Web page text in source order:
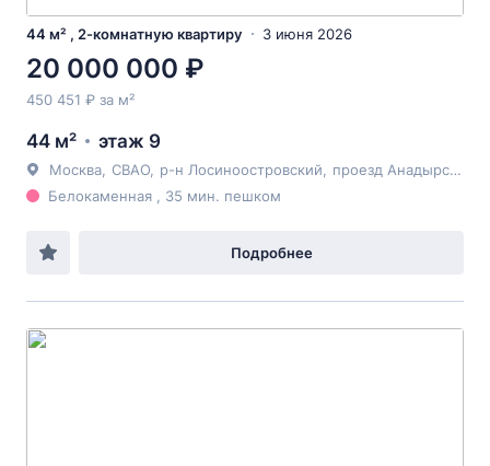
44 м² , 2-комнатную квартиру 3 июня 2026
20 000 000 ₽
450 451 ₽ за м²
44 м² этаж 9
Москва СВАО р-н Лосиноостровский проезд Анадырский
Белокаменная , 35 мин. пешком
Подробнее